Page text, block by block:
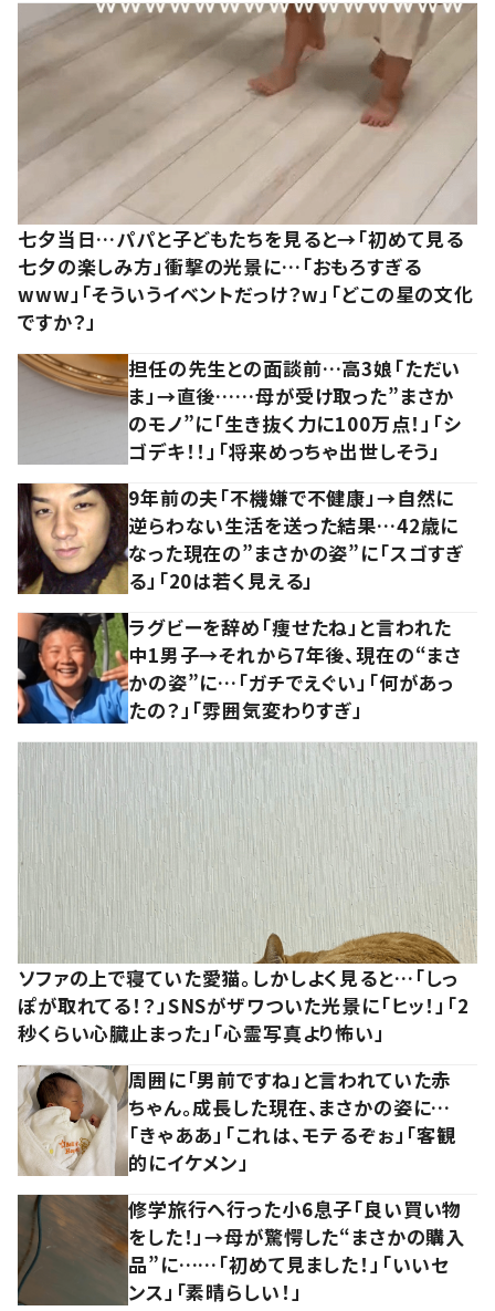
七夕当日…パパと子どもたちを見ると→「初めて見る
七夕の楽しみ方」衝撃の光景に…「おもろすぎる
www」「そういうイベントだっけ？w」「どこの星の文化
ですか？」
担任の先生との面談前…高3娘「ただい
ま」→直後……母が受け取った”まさか
のモノ”に「生き抜く力に100万点！」「シ
ゴデキ！！」「将来めっちゃ出世しそう」
9年前の夫「不機嫌で不健康」→自然に
逆らわない生活を送った結果…42歳に
なった現在の”まさかの姿”に「スゴすぎ
る」「20は若く見える」
ラグビーを辞め「痩せたね」と言われた
中1男子→それから7年後、現在の“まさ
かの姿”に…「ガチでえぐい」「何があっ
たの？」「雰囲気変わりすぎ」
ソファの上で寝ていた愛猫。しかしよく見ると…「しっ
ぽが取れてる！？」SNSがザワついた光景に「ヒッ！」「2
秒くらい心臓止まった」「心霊写真より怖い」
周囲に「男前ですね」と言われていた赤
ちゃん。成長した現在、まさかの姿に…
「きゃああ」「これは、モテるぞぉ」「客観
的にイケメン」
修学旅行へ行った小6息子「良い買い物
をした！」→母が驚愕した“まさかの購入
品”に……「初めて見ました！」「いいセ
ンス」「素晴らしい！」